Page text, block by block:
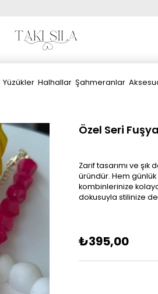
Yüzükler Halhallar Şahmeranlar
Özel Seri
Zarif tasarımı ve şık
üründür. Hem
kombinlerinize
dokusuyla stilinize
₺395,00